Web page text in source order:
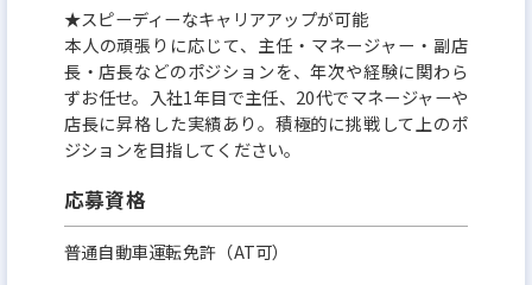
★スピーディーなキャリアアップが可能
本人の頑張りに応じて、主任・マネージャー・副店
長・店長などのポジションを、年次や経験に関わら
ずお任せ。入社1年目で主任、20代でマネージャーや
店長に昇格した実績あり。積極的に挑戦して上のポ
ジションを目指してください。
応募資格
普通自動車運転免許（AT可）